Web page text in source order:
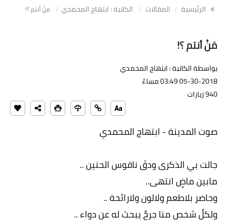
الرئيسية المقالات الكاتبة : ابتهاج المحمدي مَنْ أنتم ؟!
مَنْ أنتم ؟!
بواسطة الكاتبة : ابتهاج المحمدي
05-30-2018 03:49 مساءً
940 زيارات
صوت المدينة - ابتهاج المحمدي
جالت بي الذكرى ودقَ ناقوس الحنين ..
مابين ماضٍ انتهى..
وحاضر بلاطعم ولالون ولارائحة ..
ولكلُ شخص منا جرحٌ يبحث له عن دواء ..